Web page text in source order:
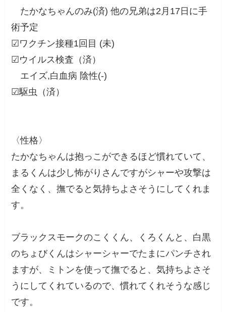
たかなちゃんのみ(済) 他の兄弟は2月17日に手
術予定
☑︎ワクチン接種1回目 (未)
☑︎ウイルス検査（済）
エイズ,白血病 陰性(-)
☑︎駆虫（済）
〈性格〉
たかなちゃんは抱っこができるほど慣れていて、
まるくんは少し怖がりさんですがシャーや攻撃は
全くなく、撫でると気持ちよさそうにしてくれま
す。
ブラックスモークのこくくん、くろくんと、白黒
のちょびくんはシャーシャーでたまにパンチされ
ますが、ミトンを使って撫でると、気持ちよさそ
うにしてくれているので、慣れてくれそうな感じ
です。